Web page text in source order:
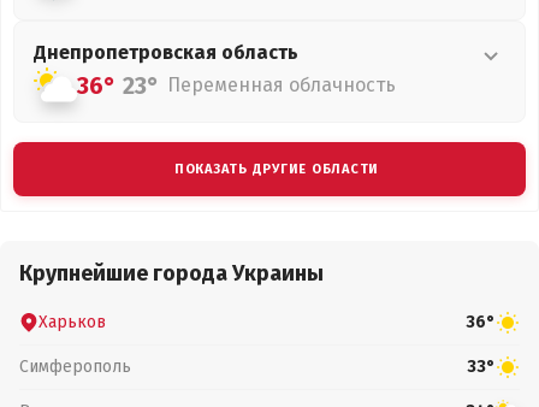
Днепропетровская область
36° 23° Переменная облачность
ПОКАЗАТЬ ДРУГИЕ ОБЛАСТИ
Крупнейшие города Украины
Харьков 36°
Симферополь 33°